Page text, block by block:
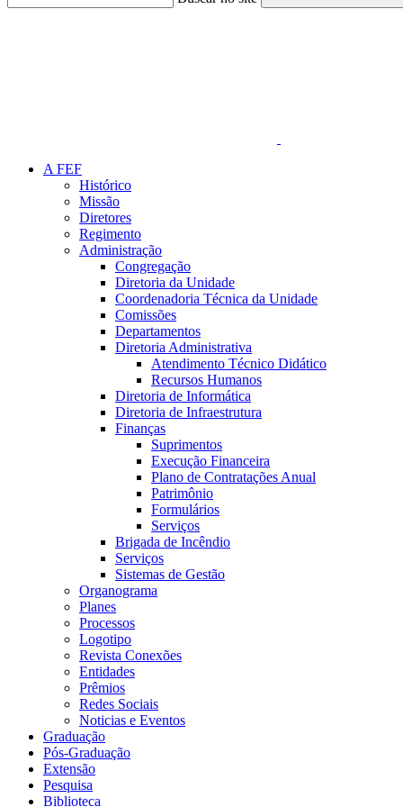
A FEF
Histórico
Missão
Diretores
Regimento
Administração
Congregação
Diretoria da Unidade
Coordenadoria Técnica da Unidade
Comissões
Departamentos
Diretoria Administrativa
Atendimento Técnico Didático
Recursos Humanos
Diretoria de Informática
Diretoria de Infraestrutura
Finanças
Suprimentos
Execução Financeira
Plano de Contratações Anual
Patrimônio
Formulários
Serviços
Brigada de Incêndio
Serviços
Sistemas de Gestão
Organograma
Planes
Processos
Logotipo
Revista Conexões
Entidades
Prêmios
Redes Sociais
Noticias e Eventos
Graduação
Pós-Graduação
Extensão
Pesquisa
Biblioteca